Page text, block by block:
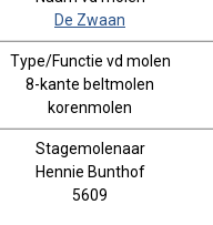
De Zwaan
8-kante beltmolen
korenmolen
Hennie Bunthof
5609